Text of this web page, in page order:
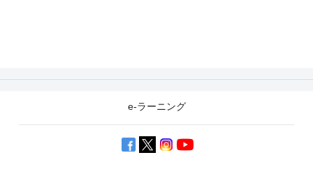
e-ラーニング